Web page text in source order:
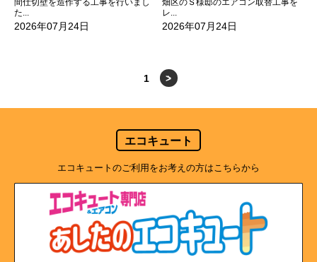
間仕切壁を造作する工事を行いまし
た...
2026年07月24日
畑区のＳ様邸のエアコン取替工事を
レ...
2026年07月24日
1 >
エコキュート
エコキュートのご利用をお考えの方はこちらから